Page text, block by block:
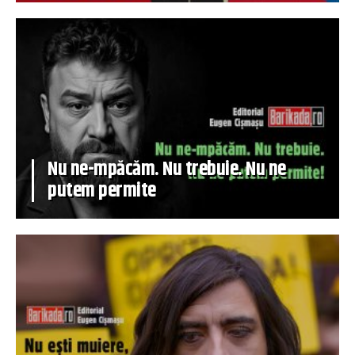
Nu ne-mpăcăm. Nu trebuie. Nu ne
putem permite